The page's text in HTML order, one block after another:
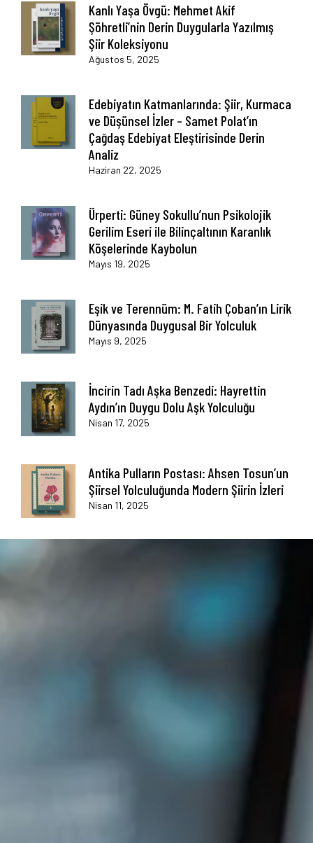
Kanlı Yaşa Övgü: Mehmet Akif
Şöhretli’nin Derin Duygularla Yazılmış
Şiir Koleksiyonu
Ağustos 5, 2025
Edebiyatın Katmanlarında: Şiir, Kurmaca
ve Düşünsel İzler – Samet Polat’ın
Çağdaş Edebiyat Eleştirisinde Derin
Analiz
Haziran 22, 2025
Ürperti: Güney Sokullu’nun Psikolojik
Gerilim Eseri ile Bilinçaltının Karanlık
Köşelerinde Kaybolun
Mayıs 19, 2025
Eşik ve Terennüm: M. Fatih Çoban’ın Lirik
Dünyasında Duygusal Bir Yolculuk
Mayıs 9, 2025
İncirin Tadı Aşka Benzedi: Hayrettin
Aydın’ın Duygu Dolu Aşk Yolculuğu
Nisan 17, 2025
Antika Pulların Postası: Ahsen Tosun’un
Şiirsel Yolculuğunda Modern Şiirin İzleri
Nisan 11, 2025